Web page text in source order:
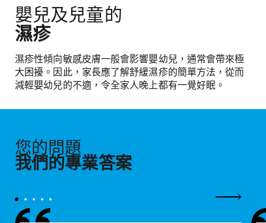
嬰兒及兒童的
濕疹
濕疹性傾向敏感皮膚一般會影響嬰幼兒，通常會帶來極
大困擾。因此，家長應了解舒緩濕疹的簡單方法，從而
減輕嬰幼兒的不適，令全家人晚上都有一覺好眠。
您的問題
我們的專業答案